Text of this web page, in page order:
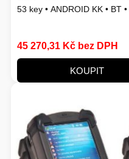
53 key • ANDROID KK • BT
45 270,31 Kč bez DPH
KOUPIT